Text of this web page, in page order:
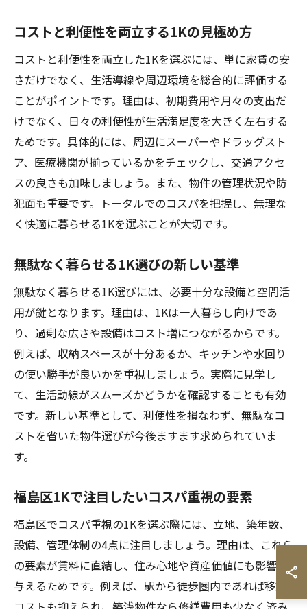
コストと利便性を両立する1Kの見極め方
コストと利便性を両立した1Kを選ぶには、単に家賃の安
さだけでなく、生活導線や周辺環境を総合的に評価する
ことがポイントです。理由は、初期費用や月々の支出だ
けでなく、日々の利便性が生活満足度を大きく左右する
ためです。具体的には、周辺にスーパーやドラッグスト
ア、医療機関が揃っているかをチェックし、交通アクセ
スの良さも加味しましょう。また、物件の管理状況や防
犯面も重要です。トータルでのコスパを把握し、無理な
く快適に暮らせる1Kを選ぶことが大切です。
無駄なく暮らせる1K選びの新しい基準
無駄なく暮らせる1K選びには、必要十分な設備と空間活
用が鍵となります。理由は、1Kは一人暮らし向けであ
り、過剰な広さや設備はコスト増につながるからです。
例えば、収納スペースが十分あるか、キッチンや水回り
の使い勝手が良いかを重視しましょう。実際に見学し
て、生活動線がスムーズかどうかを確認することも有効
です。新しい基準として、利便性を損なわず、無駄なコ
ストを省いた物件選びが今後ますます求められていま
す。
福島区1Kで注目したいコスパ重視の要素
福島区でコスパ重視の1Kを選ぶ際には、立地、築年数、
設備、管理体制の4点に注目しましょう。理由は、これら
の要素が賃料に直結し、住み心地や資産価値にも影響を
与えるためです。例えば、駅から徒歩圏内であれば移動